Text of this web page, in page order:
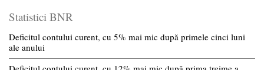
Statistici BNR
Deficitul contului curent, cu 5% mai mic după primele cinci luni
ale anului